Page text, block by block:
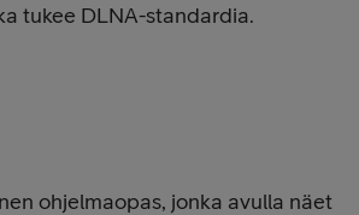
tukee DLNA-standardia.
ohjelmaopas, jonka avulla näet